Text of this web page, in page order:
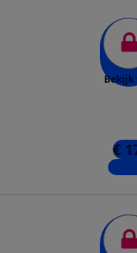
Bekijk
€
5